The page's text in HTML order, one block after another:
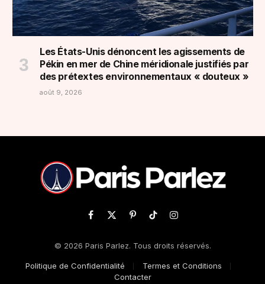
Les États-Unis dénoncent les agissements de
Pékin en mer de Chine méridionale justifiés par
des prétextes environnementaux « douteux »
août 9, 2026
Facebook
X
PinterestTikTokInstagram
© 2026 Paris Parlez. Tous droits réservés.
Politique de Confidentialité
Termes et Conditions
Contacter